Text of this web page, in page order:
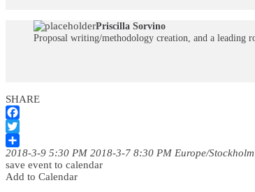
Priscilla Sorvino
Proposal writing/methodology creation, and a leading
SHARE
Facebook
Twitter
Dela
2018-3-9 5:30 PM 2018-3-7 8:30 PM Europe/Stockholm
save event to calendar
Add to Calendar